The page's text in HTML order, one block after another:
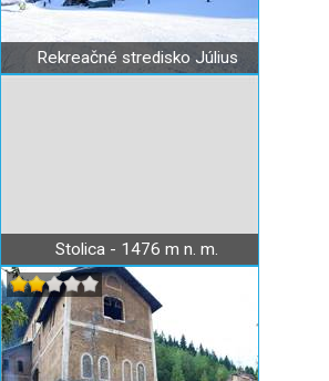
Rekreačné stredisko Július
Stolica - 1476 m n. m.